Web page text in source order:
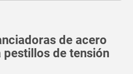
de acero
pestillos de tensión